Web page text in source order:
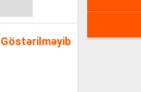
Göstərilməyib